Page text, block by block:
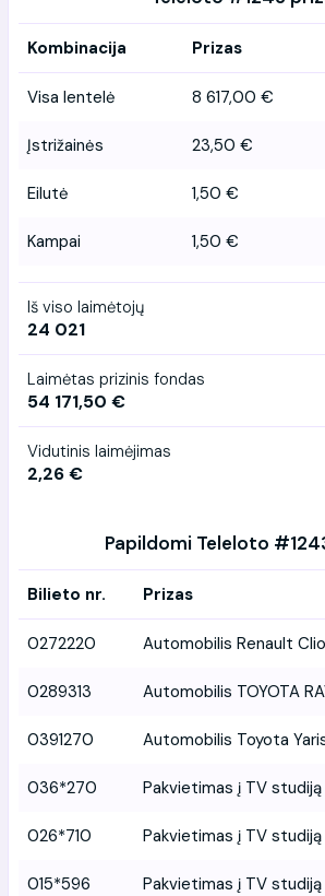
Kombinacija Prizas
Visa lentelė 8 617,00 €
Įstrižainės 23,50 €
Eilutė 1,50 €
Kampai 1,50 €
Iš viso laimėtojų
24 021
Laimėtas prizinis fondas
54 171,50 €
Vidutinis laimėjimas
2,26 €
Papildomi Teleloto
Bilieto nr. Prizas
0272220 Automobilis Renault Clio
0289313 Automobilis TOYOTA
0391270 Automobilis Toyota
036*270 Pakvietimas į TV studiją
026*710 Pakvietimas į TV studiją
015*596 Pakvietimas į TV studiją